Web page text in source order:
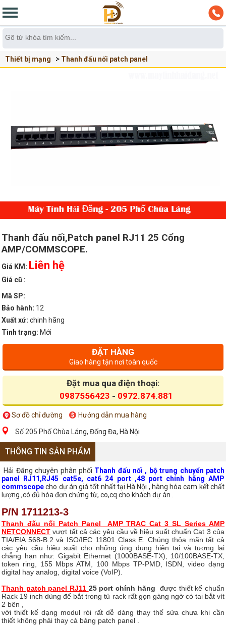
Thiết bị mạng Thanh đấu nối patch panel
Thanh đấu nối,Patch panel RJ11 25 Cổng
AMP/COMMSCOPE.
Giá KM: Liên hệ
Giá cũ :
Mã SP:
Bảo hành: 12
Xuất xứ: chinh hãng
Tình trạng: Mới
ĐẶT HÀNG
Giao hàng tận nơi toàn quốc
Đặt mua qua điện thoại:
0987556423 - 0972.874.881
Sơ đồ chỉ đường Hướng dẫn mua hàng
Số 205 Phố Chùa Láng, Đống Đa, Hà Nội
THÔNG TIN SẢN PHẨM
Hải Đăng chuyên phân phối Thanh đấu nối , bộ trung chuyển patch
panel RJ11,RJ45 cat5e, cat6 24 port ,48 port chính hãng AMP
commscopecho dự án giá tốt nhất tại Hà Nội , hàng hóa cam kết chất
lượng ,có đủ hóa đơn chứng từ, co,cq cho khách dự án .
P/N 1711213-3
Thanh đấu nối Patch Panel AMP TRAC Cat 3 SL Series AMP
NETCONNECT vượt tất cả các yêu cầu về hiệu suất chuẩn Cat 3 của
TIA/EIA 568-B.2 và ISO/IEC 11801 Class E. Chúng thỏa mãn tất cả
các yêu cầu hiệu suất cho những ứng dụng hiện tại và tương lai
chẳng hạn như: Gigabit Ethernet (1000BASE-TX), 10/100BASE-TX,
token ring, 155 Mbps ATM, 100 Mbps TP-PMD, ISDN, video dạng
digital hay analog, digital voice (VoIP).
Thanh patch panel RJ11 25 port chính hãng
được thiết kế chuẩn
Rack 19 inch dùng để bắt trong tủ rack rất gọn gàng ngờ có tai bắt vít
2 bên ,
với thiết kế dạng modul ròi rất dễ dàng thay thế sửa chưa khi cần
thiết không phải thay cả bảng patch panel .